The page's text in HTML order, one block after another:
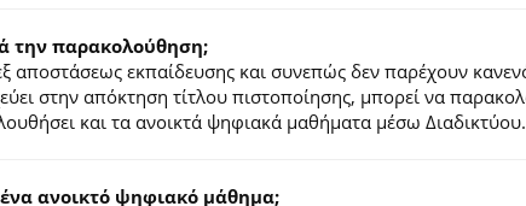
την παρακολούθηση;
εκπαίδευσης και συνεπώς δεν παρέχουν
στην απόκτηση τίτλου πιστοποίησης, μπορεί να
και τα ανοικτά ψηφιακά μαθήματα μέσω Διαδικτύου.
ανοικτό ψηφιακό μάθημα;